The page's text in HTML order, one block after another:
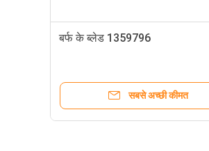
बर्फ के ब्लेड 1359796
सबसे अच्छी कीमत